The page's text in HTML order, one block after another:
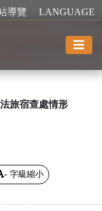
導覽 LANGUAGE
旅宿查處情形
- 字級縮小